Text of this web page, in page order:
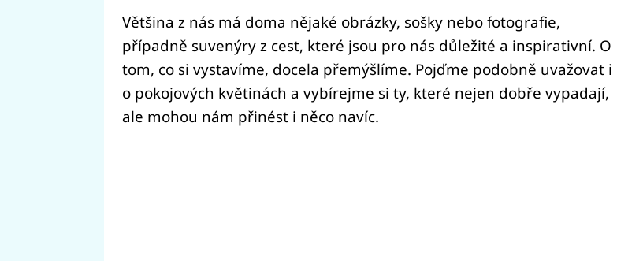
Většina z nás má doma nějaké obrázky, sošky nebo fotografie,
případně suvenýry z cest, které jsou pro nás důležité a inspirativní. O
tom, co si vystavíme, docela přemýšlíme. Pojďme podobně uvažovat i
o pokojových květinách a vybírejme si ty, které nejen dobře vypadají,
ale mohou nám přinést i něco navíc.